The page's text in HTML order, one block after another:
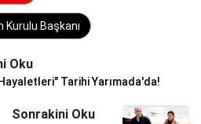
Başkanı
Oku
Hayaletleri" Tarihi Yarımada'da!
Sonrakini Oku